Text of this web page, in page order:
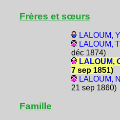
Frères et sœurs
LALOUM,
LALOUM,
déc 1874)
LALOUM,
7 sep 1851)
LALOUM,
21 sep 1860)
Famille